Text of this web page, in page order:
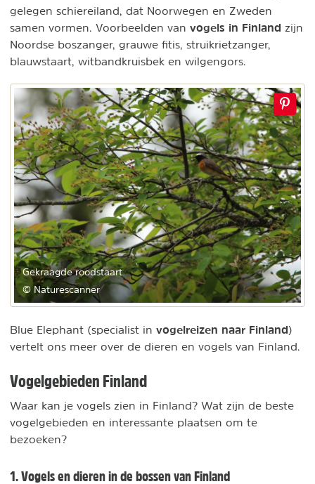
gelegen schiereiland, dat Noorwegen en Zweden
samen vormen. Voorbeelden van vogels in Finland zijn
Noordse boszanger, grauwe fitis, struikrietzanger,
blauwstaart, witbandkruisbek en wilgengors.
Gekraagde roodstaart
© Naturescanner
Blue Elephant (specialist in vogelreizen naar Finland)
vertelt ons meer over de dieren en vogels van Finland.
Vogelgebieden Finland
Waar kan je vogels zien in Finland? Wat zijn de beste
vogelgebieden en interessante plaatsen om te
bezoeken?
1. Vogels en dieren in de bossen van Finland